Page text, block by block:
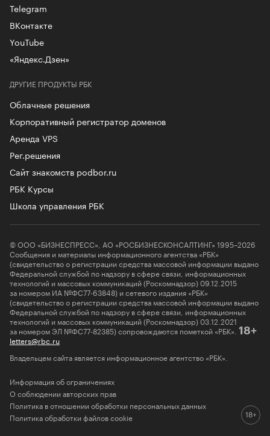
ДРУГИЕ ПРОДУКТЫ РБК
Облачные решения
Корпоративный регистратор доменов
Аренда VPS
Рег.решения
Сайт знакомств podbor.ru
РБК Курсы
Школа управления РБК
Telegram
ВКонтакте
YouTube
«Яндекс.Дзен»
© ООО «БИЗНЕСПРЕСС», АО «РОСБИЗНЕСКОНСАЛТИНГ» 1995–2026
Сообщения и материалы информационного агентства «РБК»
(свидетельство о регистрации средства массовой информации выдано
Федеральной службой по надзору в сфере связи, информационных
технологий и массовых коммуникаций (Роскомнадзор) 09.12.2015
за номером ИА №ФС77-63848) и сетевого издания «РБК»
(свидетельство о регистрации средства массовой информации выдано
Федеральной службой по надзору в сфере связи, информационных
технологий и массовых коммуникаций (Роскомнадзор) 03.12.2021
за номером ЭЛ №ФС77-82385) сопровождаются пометкой «РБК». 18+
letters@rbc.ru
Владельцем сайта является информационное агентство «РБК».
Информация об ограничениях
О соблюдении авторских прав
Политика в отношении обработки персональных данных
Политика обработки файлов cookie